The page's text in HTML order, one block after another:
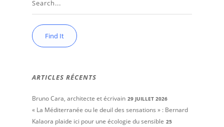
ARTICLES RÉCENTS
Bruno Cara, architecte et écrivain 29 JUILLET 2026
« La Méditerranée ou le deuil des sensations » : Bernard
Kalaora plaide ici pour une écologie du sensible 25